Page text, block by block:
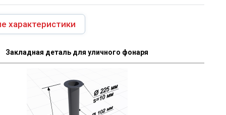
характеристики
Закладная деталь для уличного фонаря